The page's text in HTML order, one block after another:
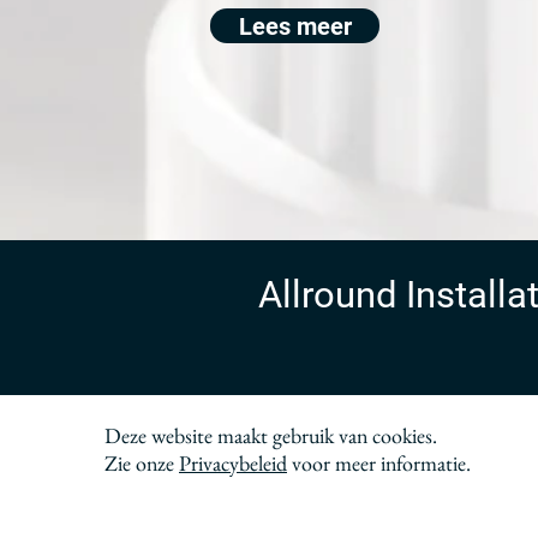
Lees meer
Allround
AIO Services
Deze website maakt gebruik van cookies.
Zie onzePrivacybeleidvoor meer informatie.